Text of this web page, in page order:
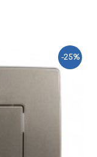
-25%